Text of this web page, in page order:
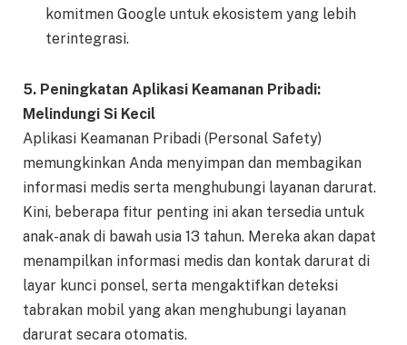
komitmen Google untuk ekosistem yang lebih
terintegrasi.
5. Peningkatan Aplikasi Keamanan Pribadi:
Melindungi Si Kecil
Aplikasi Keamanan Pribadi (Personal Safety)
memungkinkan Anda menyimpan dan membagikan
informasi medis serta menghubungi layanan darurat.
Kini, beberapa fitur penting ini akan tersedia untuk
anak-anak di bawah usia 13 tahun. Mereka akan dapat
menampilkan informasi medis dan kontak darurat di
layar kunci ponsel, serta mengaktifkan deteksi
tabrakan mobil yang akan menghubungi layanan
darurat secara otomatis.